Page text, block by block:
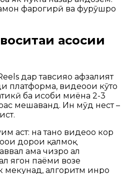
фарогирӣ ва фурӯшро
асосии
дар тавсияҳо афзалият
видеоҳои кӯтоҳ
ба ҳисоби миёна 2-3
мешаванд. Ин мӯд нест –
аст: на танҳо видеоҳо кор
дорои қалмоқ
ҳама чизро ҳал
ягон паёми возеҳ
мекунад, алгоритм инро